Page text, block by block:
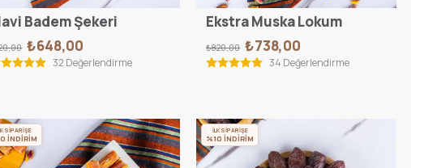
Badem Şekeri
₺648,00
32 Değerlendirme
Ekstra Muska Lokum
₺820,00 ₺738,00
34 Değerlendirme
SİPARİŞE
İNDİRİM
İLK SİPARİŞE
%10 İNDİRİM